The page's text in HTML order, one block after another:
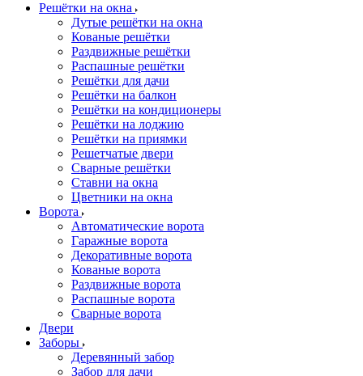
Решётки на окна
Дутые решётки на окна
Кованые решётки
Раздвижные решётки
Распашные решётки
Решётки для дачи
Решётки на балкон
Решётки на кондиционеры
Решётки на лоджию
Решётки на приямки
Решетчатые двери
Сварные решётки
Ставни на окна
Цветники на окна
Ворота
Автоматические ворота
Гаражные ворота
Декоративные ворота
Кованые ворота
Раздвижные ворота
Распашные ворота
Сварные ворота
Двери
Заборы
Деревянный забор
Забор для дачи